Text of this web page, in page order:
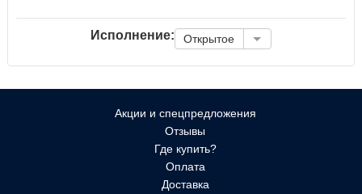
Исполнение: Открытое
Акции и спецпредложения
Отзывы
Где купить?
Оплата
Доставка